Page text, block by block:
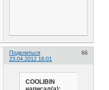
Поделиться
66
23.04.2012 16:01
COOLIBIN